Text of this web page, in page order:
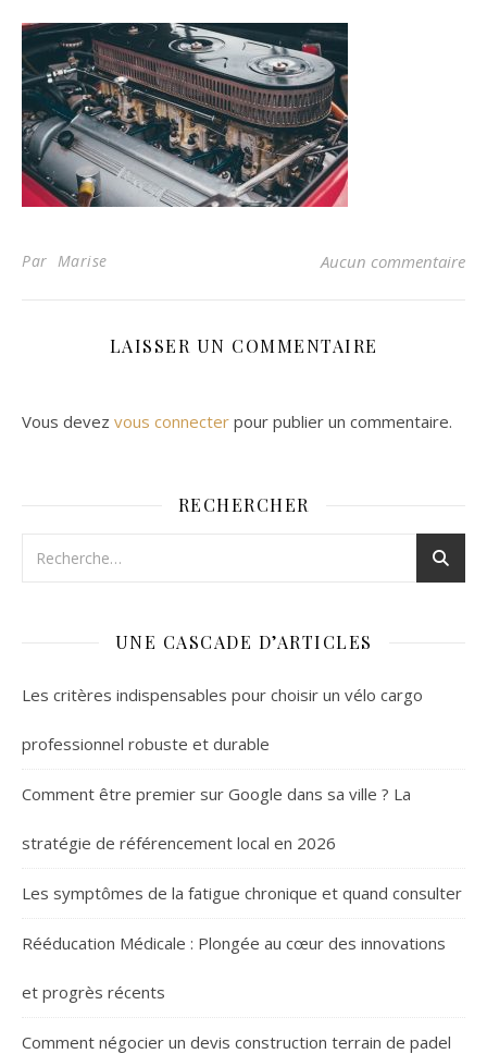
Par Marise Aucun commentaire
LAISSER UN COMMENTAIRE
Vous devez vous connecter pour publier un commentaire.
RECHERCHER
UNE CASCADE D’ARTICLES
Les critères indispensables pour choisir un vélo cargo
professionnel robuste et durable
Comment être premier sur Google dans sa ville ? La
stratégie de référencement local en 2026
Les symptômes de la fatigue chronique et quand consulter
Rééducation Médicale : Plongée au cœur des innovations
et progrès récents
Comment négocier un devis construction terrain de padel